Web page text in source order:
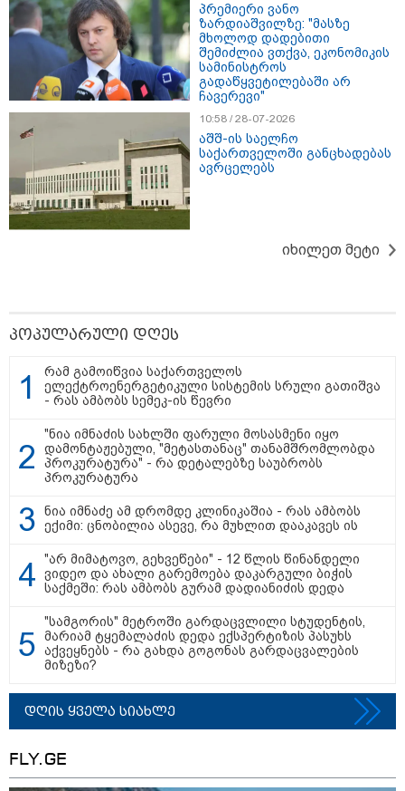
13:27 / 07-08-2026
"სტუმართმოყვარე ხალხი ვართ - რუსს, ყაზახს,
უკრაინელს, შვეიცარიელს, იტალიელს, ამერიკელს,
შეუძლია ჩამოვიდეს, დახარჯოს ფული... არავინ
დაშორდა და აღიარა, რომ გეია
მიყვარდა დისნეის პრინცესები"
09:50 / 07-08-2026
გამოქვეყნდა SpaceX-ის
რაკეტის ფრაგმენტის
ამსახველი კადრები -
ორბიტალურმა აპარატმა
მთვარის ზედაპირი შეჯახებამდე
10:45 / 07-08-2026
"აშშ კვლავაც ღრმად
საქართველოს ტერიტორიის
განგრძობადი ოკუპაციით" -
აშშ-ის საელჩო
ორთოდონტია – რატომ უნდა
პრემიერი ვანო
ზარდიაშვილზე: "მასზე
მხოლოდ დადებითი
შემიძლია ვთქვა, ეკონომიკის
სამინისტროს
გადაწყვეტილებაში არ
ჩავერევი"
10:58 / 28-07-2026
აშშ-ის საელჩო
საქართველოში განცხადებას
ავრცელებს
იხილეთ მეტი
პოპულარული დღეს
რამ გამოიწვია საქართველოს
ელექტროენერგეტიკული სისტემის სრული გათიშვა
- რას ამბობს სემეკ-ის წევრი
"ნია იმნაძის სახლში ფარული მოსასმენი იყო
დამონტაჟებული, "მეტასთანაც" თანამშრომლობდა
პროკურატურა" - რა დეტალებზე საუბრობს
პროკურატურა
ნია იმნაძე ამ დრომდე კლინიკაშია - რას ამბობს
ექიმი: ცნობილია ასევე, რა მუხლით დააკავეს ის
"არ მიმატოვო, გეხვეწები" - 12 წლის წინანდელი
ვიდეო და ახალი გარემოება დაკარგული ბიჭის
საქმეში: რას ამბობს გურამ დადიანიძის დედა
"სამგორის" მეტროში გარდაცვლილი სტუდენტის,
მარიამ ტყემალაძის დედა ექსპერტიზის პასუხს
აქვეყნებს - რა გახდა გოგონას გარდაცვალების
მიზეზი?
დღის ყველა სიახლე
FLY.GE